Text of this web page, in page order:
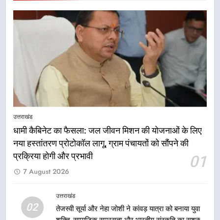
उत्तराखंड
धामी कैबिनेट का फैसला: जल जीवन मिशन की योजनाओं के लिए
नया हस्तांतरण प्रोटोकॉल लागू, ग्राम पंचायतों को सौंपने की
प्रक्रिया होगी और प्रभावी
01
7 August 2026
02
उत्तराखंड
तेजस्वी सूर्या और नेहा जोशी ने कांवड़ यात्रा को बनाया युवा
मुख्यमंत्री धामी के नेतृत्व में मसूरी बन रही
विकास और पर्यटन का नया केंद्र
उत्तराखंड
आपदा के मलबे से उम्मीद की नई सुबह,
और राहत कार्यों से धराली को फिर खड़ा
कर बनाया भरोसे का प्रतीक
उत्तराखंड
1
की प्रक्रिया होगी और प्रभावी